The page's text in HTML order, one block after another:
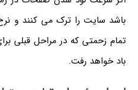
باشد سایت را ترک می کنند و
تمام زحمتی که در مراحل قبلی
باد خواهد رفت.